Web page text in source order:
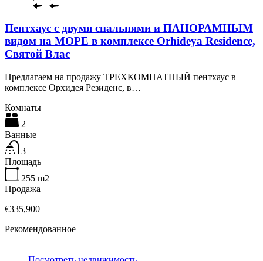
Пентхаус с двумя спальнями и ПАНОРАМНЫМ
видом на МОРЕ в комплексе Orhideya Residence,
Святой Влас
Предлагаем на продажу ТРЕХКОМНАТНЫЙ пентхаус в
комплексе Орхидея Резиденс, в…
Комнаты
2
Ванные
3
Площадь
255 m2
Продажа
€335,900
Рекомендованное